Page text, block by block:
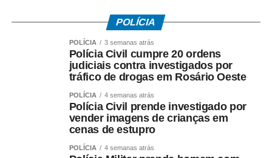
POLÍCIA
POLÍCIA 3 semanas atrás
Polícia Civil cumpre 20 ordens
judiciais contra investigados por
tráfico de drogas em Rosário Oeste
POLÍCIA 4 semanas atrás
Polícia Civil prende investigado por
vender imagens de crianças em
cenas de estupro
POLÍCIA 4 semanas atrás